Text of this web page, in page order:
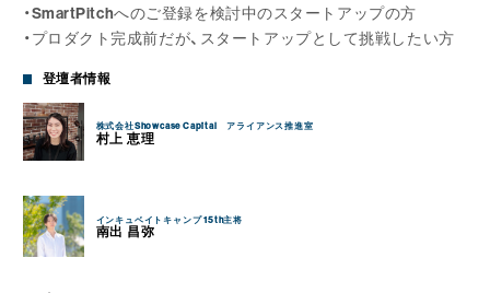
・SmartPitchへのご登録を検討中のスタートアップの方
・プロダクト完成前だが、スタートアップとして挑戦したい方
登壇者情報
株式会社Showcase Capital アライアンス推進室
村上 恵理
インキュベイトキャンプ 15th主将
南出 昌弥